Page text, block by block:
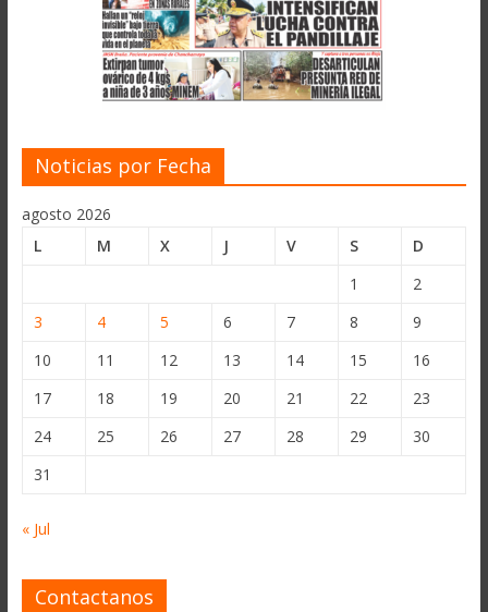
Noticias por Fecha
agosto 2026
L
M X J V S
D
1
2
3
4 5 6 7 8
9
10
11 12 13 14 15
16
17
18 19 20 21 22
23
24
25 26 27 28 29
30
31
« Jul
Contactanos